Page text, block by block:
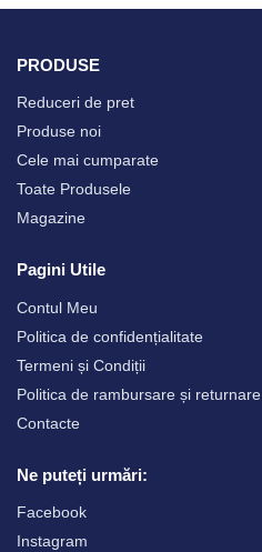
PRODUSE
Reduceri de pret
Produse noi
Cele mai cumparate
Toate Produsele
Magazine
Pagini Utile
Contul Meu
Politica de confidențialitate
Termeni și Condiții
Politica de rambursare și returnare
Contacte
Ne puteți urmări:
Facebook
Instagram